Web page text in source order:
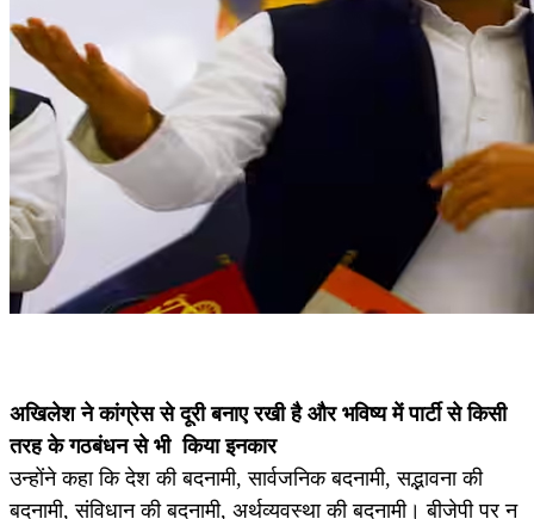
अखिलेश ने कांग्रेस से दूरी बनाए रखी है और भविष्य में पार्टी से किसी
तरह के गठबंधन से भी किया इनकार
उन्होंने कहा कि देश की बदनामी, सार्वजनिक बदनामी, सद्भावना की
बदनामी, संविधान की बदनामी, अर्थव्यवस्था की बदनामी। बीजेपी पर न